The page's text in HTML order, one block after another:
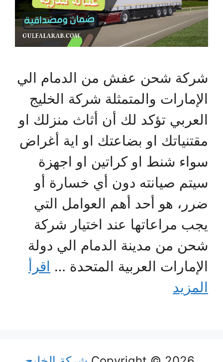
شركة شحن عفش من الدمام الي
الإمارات والمتمثلة شركة الخليج
العربي تؤكد لك أن أثاث منزلك او
مقتنياتك او بضاعتك او اية أغراض
سواء شنط او كراتين او اجهزة
سيتم صيانته دون أي خسارة أو
ضرر، هو أحد أهم العوامل التي
يجب مراعاتها عند اختيار شركة
شحن من مدينة الدمام الي دولة
الإمارات العربية المتحدة … اقرأ
المزيد